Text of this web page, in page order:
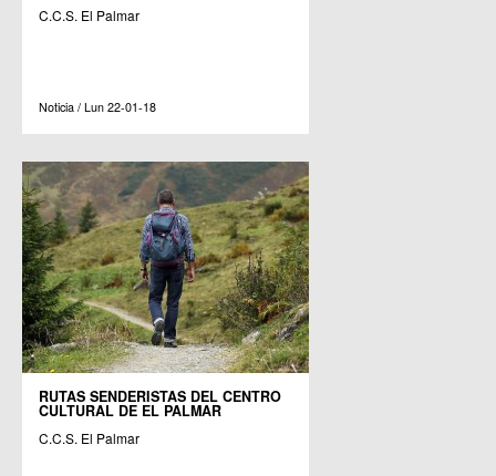
C.C.S. El Palmar
Noticia / Lun 22-01-18
RUTAS SENDERISTAS DEL CENTRO
CULTURAL DE EL PALMAR
C.C.S. El Palmar